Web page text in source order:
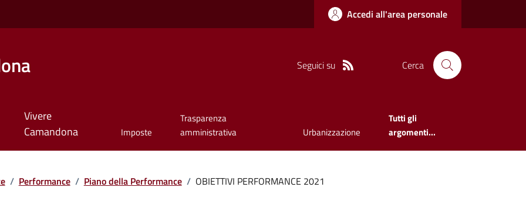
Accedi all'area personale
Seguici su Cerca
Vivere
Camandona
Imposte
Trasparenza
amministrativa
Urbanizzazione
Tutti gli
argomenti...
/ Performance / Piano della Performance / OBIETTIVI PERFORMANCE 2021